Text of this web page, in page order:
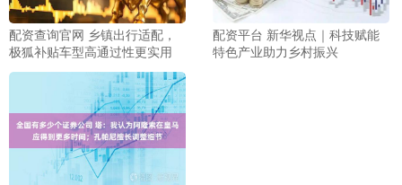
配资查询官网 乡镇出行适配，
极狐补贴车型高通过性更实用
配资平台 新华视点｜科技赋能
特色产业助力乡村振兴